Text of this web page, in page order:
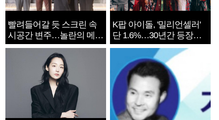
빨려들어갈 듯 스크린 속
시공간 변주…놀란의 메시
지는 ‘전쟁 속죄’
K팝 아이돌, '밀리언셀러'
단 1.6%…30년간 등장
1182개팀 전수조사